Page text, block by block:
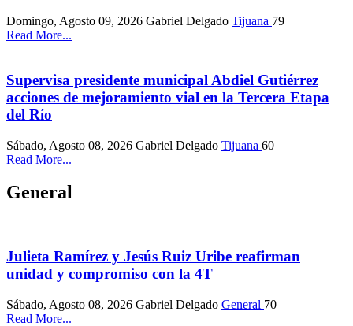
Domingo, Agosto 09, 2026 Gabriel Delgado Tijuana 79
Read More...
Supervisa presidente municipal Abdiel Gutiérrez
acciones de mejoramiento vial en la Tercera Etapa
del Río
Sábado, Agosto 08, 2026 Gabriel Delgado Tijuana 60
Read More...
General
Julieta Ramírez y Jesús Ruiz Uribe reafirman
unidad y compromiso con la 4T
Sábado, Agosto 08, 2026 Gabriel Delgado General 70
Read More...